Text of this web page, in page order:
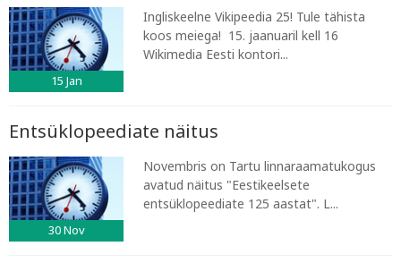
15 Jan
Ingliskeelne Vikipeedia 25! Tule tähista
koos meiega! 15. jaanuaril kell 16
Wikimedia Eesti kontori...
Entsüklopeediate näitus
30Nov
Novembris on Tartu linnaraamatukogus
avatud näitus "Eestikeelsete
entsüklopeediate 125 aastat". L...